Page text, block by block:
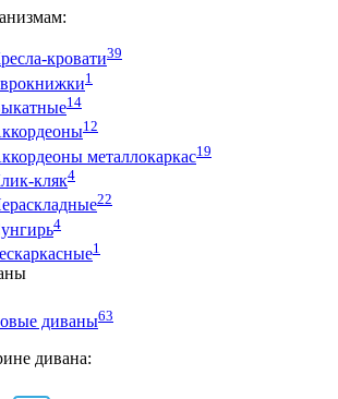
кровати39
1
14
12
металлокаркас19
кляк4
22
4
1
диваны63
дивана: